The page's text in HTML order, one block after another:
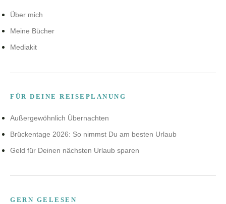
Über mich
Meine Bücher
Mediakit
FÜR DEINE REISEPLANUNG
Außergewöhnlich Übernachten
Brückentage 2026: So nimmst Du am besten Urlaub
Geld für Deinen nächsten Urlaub sparen
GERN GELESEN